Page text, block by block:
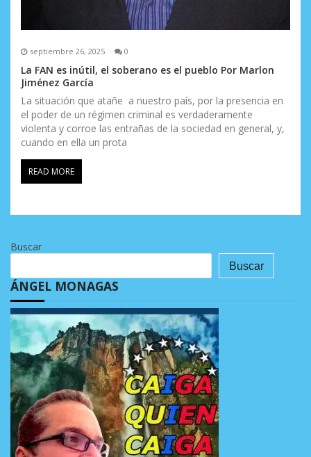
septiembre 26, 2025 0
La FAN es inútil, el soberano es el pueblo Por Marlon
Jiménez García
La situación que atañe a nuestro país, por la presencia en
el poder de un régimen criminal es verdaderamente
violenta y corroe las entrañas de la sociedad en general, y,
cuando en ella un prota
READ MORE
Buscar
Buscar
ÁNGEL MONAGAS